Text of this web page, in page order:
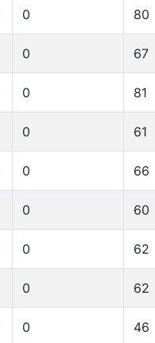
0 80
0 67
0 81
0 61
0 66
0 60
0 62
0 62
0 46